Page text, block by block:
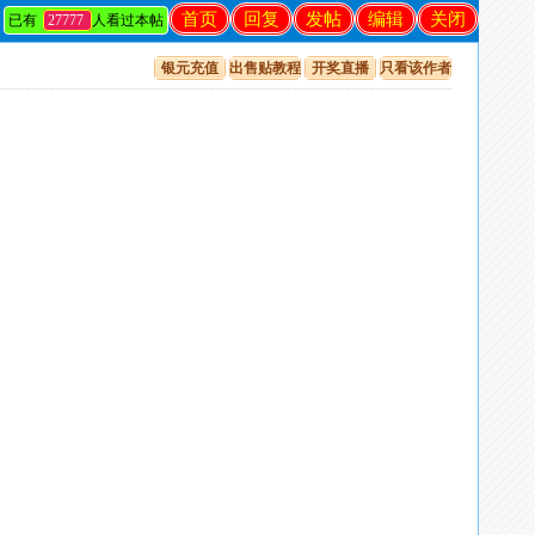
关闭
编辑
发帖
回复
首页
已有 27777 人看过本帖
银元充值 出售贴教程 开奖直播 只看该作者